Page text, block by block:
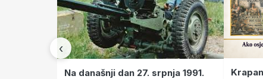
‹
Na današnji dan 27. srpnja 1991.